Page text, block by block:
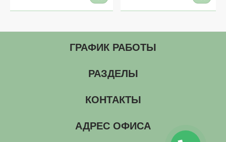
ГРАФИК РАБОТЫ
РАЗДЕЛЫ
КОНТАКТЫ
АДРЕС ОФИСА